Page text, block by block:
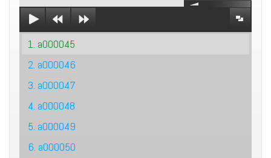
1. a000045
2. a000046
3. a000047
4. a000048
5. a000049
6. a000050